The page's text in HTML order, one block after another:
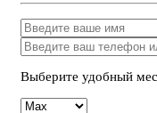
Выберите удобный